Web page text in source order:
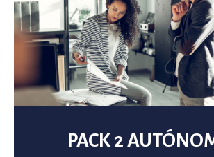
PACK 2